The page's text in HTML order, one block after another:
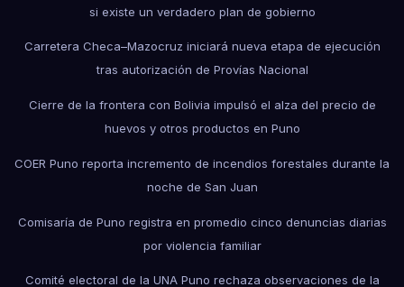
si existe un verdadero plan de gobierno
Carretera Checa–Mazocruz iniciará nueva etapa de ejecución
tras autorización de Provías Nacional
Cierre de la frontera con Bolivia impulsó el alza del precio de
huevos y otros productos en Puno
COER Puno reporta incremento de incendios forestales durante la
noche de San Juan
Comisaría de Puno registra en promedio cinco denuncias diarias
por violencia familiar
Comité electoral de la UNA Puno rechaza observaciones de la